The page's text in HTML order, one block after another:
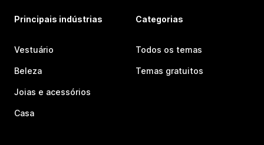
Principais indústrias
Vestuário
Beleza
Joias e acessórios
Casa
Categorias
Todos os temas
Temas gratuitos